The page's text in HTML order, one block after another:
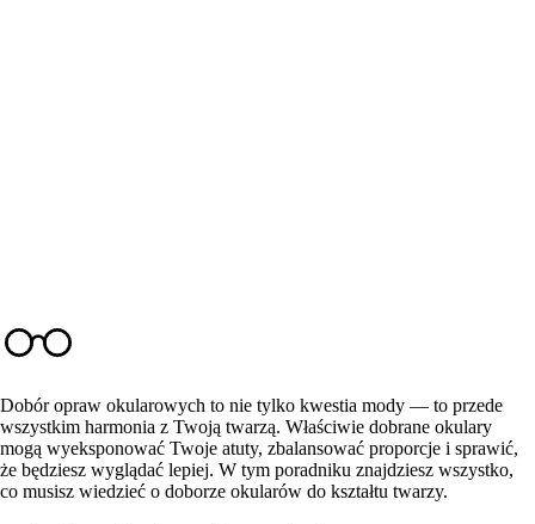
Dobór opraw okularowych to nie tylko kwestia mody — to przede
wszystkim harmonia z Twoją twarzą. Właściwie dobrane okulary
mogą wyeksponować Twoje atuty, zbalansować proporcje i sprawić,
że będziesz wyglądać lepiej. W tym poradniku znajdziesz wszystko,
co musisz wiedzieć o doborze okularów do kształtu twarzy.